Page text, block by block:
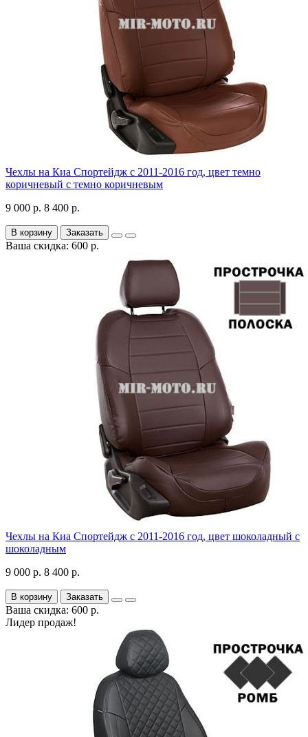
Чехлы на Киа Спортейдж с 2011-2016 год, цвет темно
коричневый с темно коричневым
9 000 р. 8 400 р.
В корзину Заказать
Ваша скидка: 600 р.
Чехлы на Киа Спортейдж с 2011-2016 год, цвет шоколадный с
шоколадным
9 000 р. 8 400 р.
В корзину Заказать
Ваша скидка: 600 р.
Лидер продаж!